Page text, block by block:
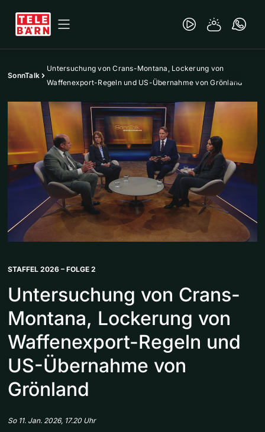
SonnTalk
Untersuchung von Crans-Montana, Lockerung von
Waffenexport-Regeln und US-Übernahme von Grönland
STAFFEL 2026 – FOLGE 2
Untersuchung von Crans-
Montana, Lockerung von
Waffenexport-Regeln und
US-Übernahme von
Grönland
So 11. Jan. 2026, 17.20 Uhr